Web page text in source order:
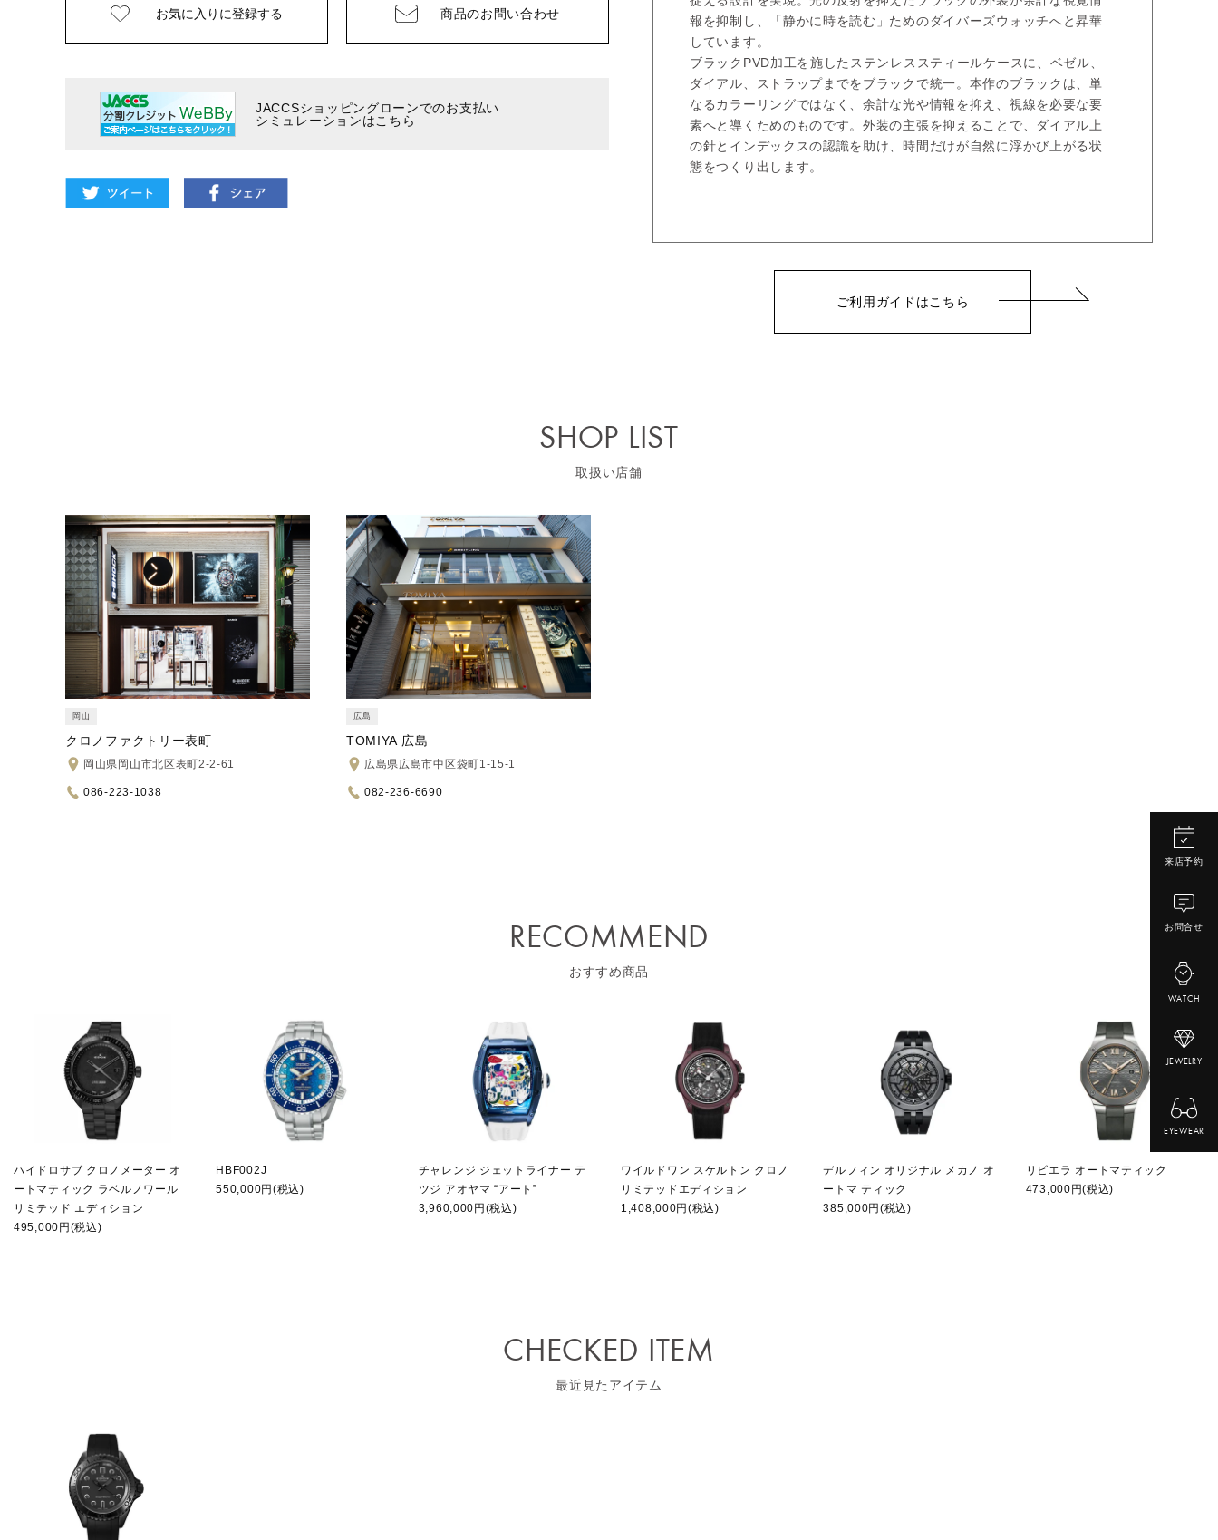
来店予約
お問合せ
WATCH
JEWELRY
EYEWEAR
お気に入りに登録する 商品のお問い合わせ
JACCSショッピングローンでのお支払い
シミュレーションはこちら
報を抑制し、「静かに時を読む」ためのダイバーズウォッチへと昇華
しています。
ブラックPVD加工を施したステンレススティールケースに、ベゼル、
ダイアル、ストラップまでをブラックで統一。本作のブラックは、単
なるカラーリングではなく、余計な光や情報を抑え、視線を必要な要
素へと導くためのものです。外装の主張を抑えることで、ダイアル上
の針とインデックスの認識を助け、時間だけが自然に浮かび上がる状
態をつくり出します。
ご利用ガイドはこちら
SHOP LIST
取扱い店舗
岡山
クロノファクトリー表町
岡山県岡山市北区表町2-2-61
086-223-1038
広島
TOMIYA 広島
広島県広島市中区袋町1-15-1
082-236-6690
RECOMMEND
おすすめ商品
ハイドロサブ クロノメーター オ
ートマティック ラベルノワール
リミテッド エディション
495,000円(税込)
HBF002J
550,000円(税込)
チャレンジ ジェットライナー テ
ツジ アオヤマ “アート”
3,960,000円(税込)
ワイルドワン スケルトン クロノ
リミテッドエディション
1,408,000円(税込)
デルフィン オリジナル メカノ オ
ートマ ティック
385,000円(税込)
リビエラ オートマティック
473,000円(税込)
CHECKED ITEM
最近見たアイテム